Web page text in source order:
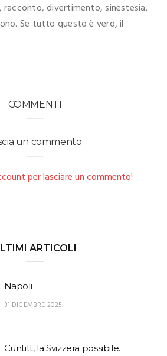
racconto, divertimento, sinestesia.
Se tutto questo è vero, il
COMMENTI
un commento
per lasciare un commento!
ARTICOLI
Napoli
31 DICEMBRE 2025
Cuntitt, la Svizzera possibile.